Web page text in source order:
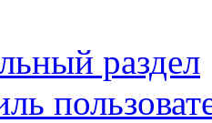
раздел